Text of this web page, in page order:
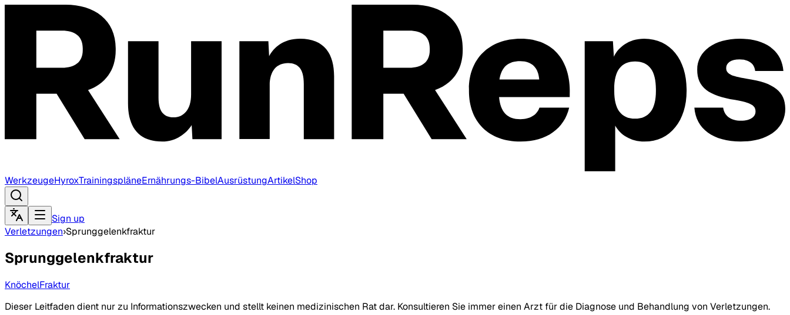
WerkzeugeHyroxTrainingspläneErnährungs-BibelAusrüstungArtikelShop
Sign up
Verletzungen›Sprunggelenkfraktur
Sprunggelenkfraktur
KnöchelFraktur
Dieser Leitfaden dient nur zu Informationszwecken und stellt keinen medizinischen Rat dar. Konsultieren Sie immer einen Arzt für die Diagnose und Behandlung von Verletzungen.